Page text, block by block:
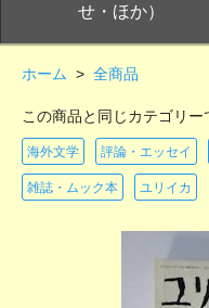
せ・ほか）
ホーム > 全商品
この商品と同じカテゴリー
海外文学 評論・エッセイ
雑誌・ムック本 ユリイカ